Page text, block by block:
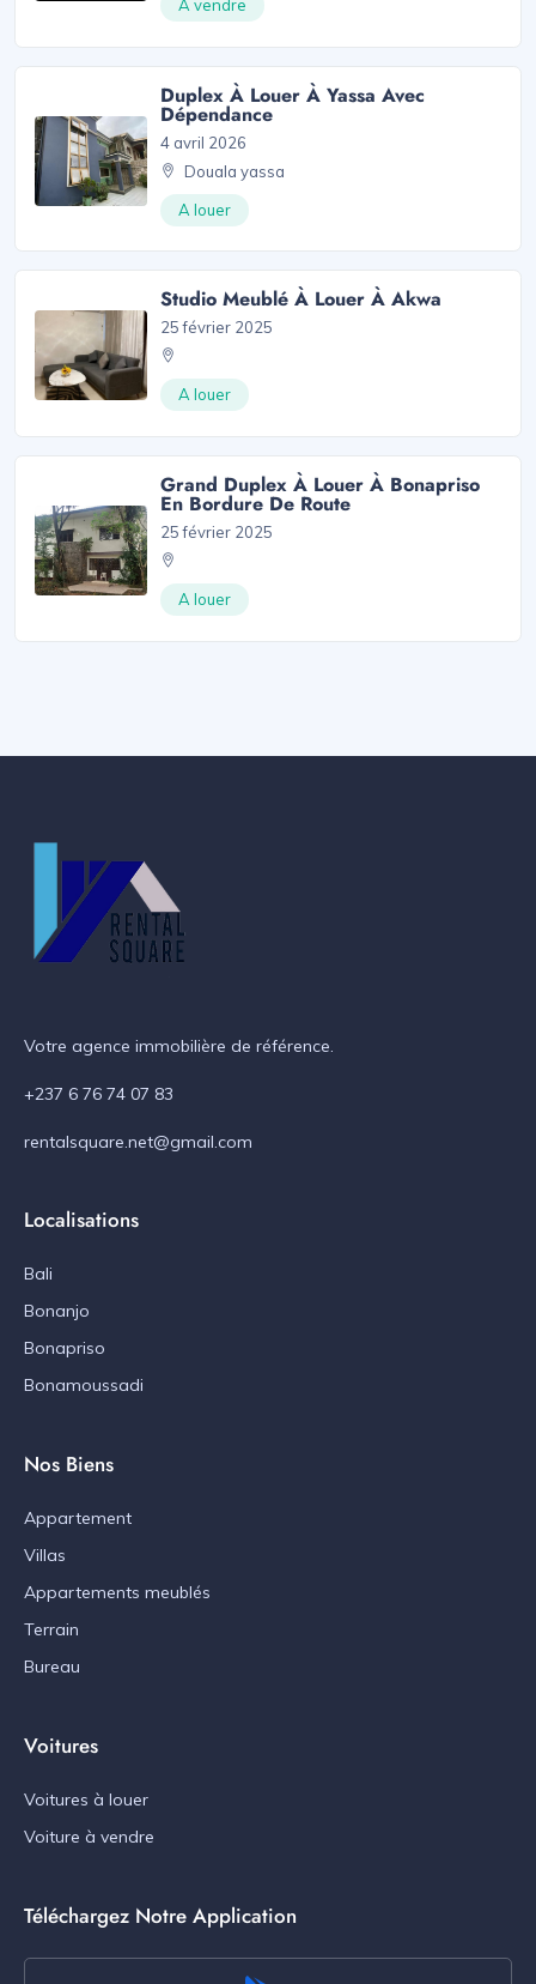
A vendre
Duplex À Louer À Yassa Avec
Dépendance
4 avril 2026
Douala yassa
A louer
Studio Meublé À Louer À Akwa
25 février 2025
A louer
Grand Duplex À Louer À Bonapriso
En Bordure De Route
25 février 2025
A louer
Votre agence immobilière de référence.
+237 6 76 74 07 83
rentalsquare.net@gmail.com
Localisations
Bali
Bonanjo
Bonapriso
Bonamoussadi
Nos Biens
Appartement
Villas
Appartements meublés
Terrain
Bureau
Voitures
Voitures à louer
Voiture à vendre
Téléchargez Notre Application